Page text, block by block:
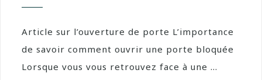
Article sur l’ouverture de porte L’importance
de savoir comment ouvrir une porte bloquée
Lorsque vous vous retrouvez face à une ...